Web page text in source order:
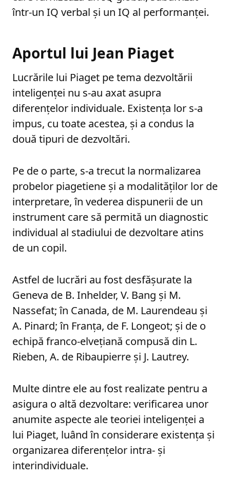
într-un IQ verbal și un IQ al performanței.
Aportul lui Jean Piaget
Lucrările lui Piaget pe tema dezvoltării
inteligenței nu s-au axat asupra
diferențelor individuale. Existența lor s-a
impus, cu toate acestea, și a condus la
două tipuri de dezvoltări.
Pe de o parte, s-a trecut la normalizarea
probelor piagetiene și a modalităților lor de
interpretare, în vederea dispunerii de un
instrument care să permită un diagnostic
individual al stadiului de dezvoltare atins
de un copil.
Astfel de lucrări au fost desfășurate la
Geneva de B. Inhelder, V. Bang și M.
Nassefat; în Canada, de M. Laurendeau și
A. Pinard; în Franța, de F. Longeot; și de o
echipă franco-elvețiană compusă din L.
Rieben, A. de Ribaupierre și J. Lautrey.
Multe dintre ele au fost realizate pentru a
asigura o altă dezvoltare: verificarea unor
anumite aspecte ale teoriei inteligenței a
lui Piaget, luând în considerare existența și
organizarea diferențelor intra- și
interindividuale.